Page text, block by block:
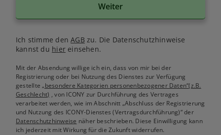
Weiter
Ich stimme denAGB zu. Die Datenschutzhinweise
kannst du hiereinsehen.
Mit der Absendung willige ich ein, dass von mir bei der
Registrierung oder bei Nutzung des Dienstes zur Verfügung
gestellte„besondere Kategorien personenbezogener Daten“(z.B.
Geschlecht) , von ICONY zur Durchführung des Vertrages
verarbeitet werden, wie im Abschnitt „Abschluss der Registrierung
und Nutzung des ICONY-Dienstes (Vertragsdurchführung)“ der
Datenschutzhinweise näher beschrieben. Diese Einwilligung kann
ich jederzeit mit Wirkung für die Zukunft widerrufen.